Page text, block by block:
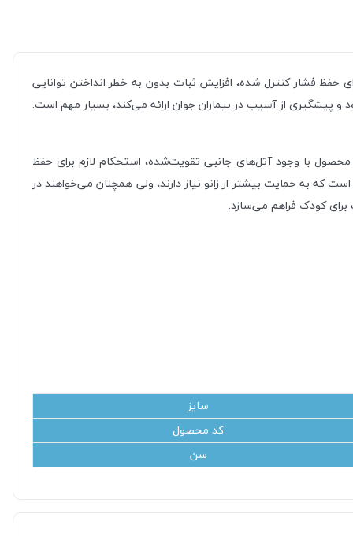
حفظ فشار کنترل شده، افزایش ثبات بدون به خطر انداختن توانایی
پیشگیری از آسیب در بیماران جوان ارائه می‌کند، بسیار مهم است.
محصول با وجود آتل‌های جانبی تقویت‌شده، استحکام لازم برای حفظ
که به حمایت بیشتر از زانو نیاز دارند، ولی همچنان می‌خواهند در
کودک فراهم می‌سازد.
سایز
کد محصول
سن